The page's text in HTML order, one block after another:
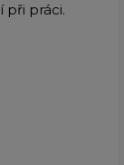
při práci.